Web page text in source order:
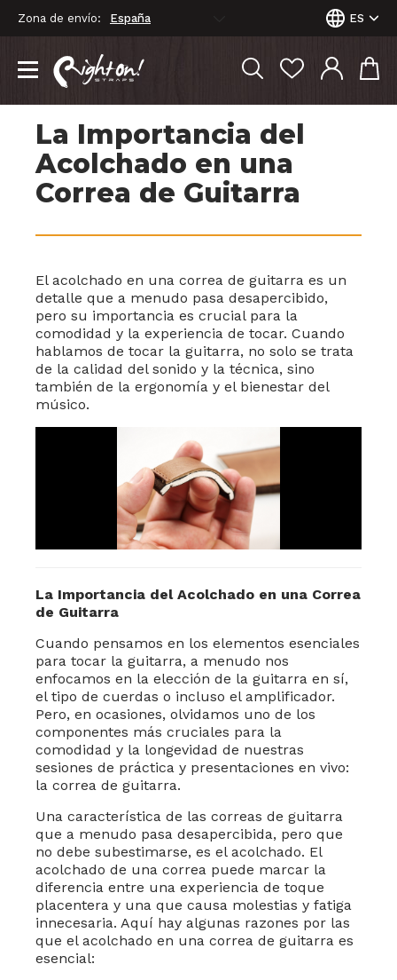
Zona de envío: ES
La Importancia del
Acolchado en una
Correa de Guitarra
El acolchado en una correa de guitarra es un
detalle que a menudo pasa desapercibido,
pero su importancia es crucial para la
comodidad y la experiencia de tocar. Cuando
hablamos de tocar la guitarra, no solo se trata
de la calidad del sonido y la técnica, sino
también de la ergonomía y el bienestar del
músico.
La Importancia del Acolchado en una Correa
de Guitarra
Cuando pensamos en los elementos esenciales
para tocar la guitarra, a menudo nos
enfocamos en la elección de la guitarra en sí,
el tipo de cuerdas o incluso el amplificador.
Pero, en ocasiones, olvidamos uno de los
componentes más cruciales para la
comodidad y la longevidad de nuestras
sesiones de práctica y presentaciones en vivo:
la correa de guitarra.
Una característica de las correas de guitarra
que a menudo pasa desapercibida, pero que
no debe subestimarse, es el acolchado. El
acolchado de una correa puede marcar la
diferencia entre una experiencia de toque
placentera y una que causa molestias y fatiga
innecesaria. Aquí hay algunas razones por las
que el acolchado en una correa de guitarra es
esencial: